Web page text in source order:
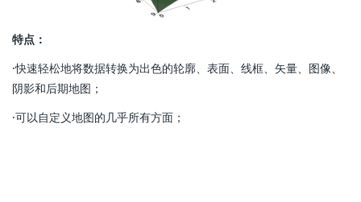
特点：
·快速轻松地将数据转换为出色的轮廓、表面、线框、矢量、图像、
阴影和后期地图；
·可以自定义地图的几乎所有方面；